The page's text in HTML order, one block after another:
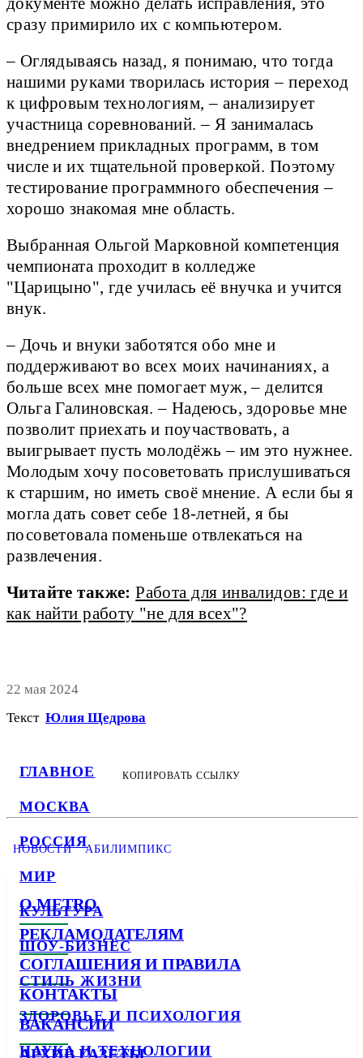
ГЛАВНОЕ
МОСКВА
РОССИЯ
МИР
КУЛЬТУРА
ШОУ-БИЗНЕС
СТИЛЬ ЖИЗНИ
ЗДОРОВЬЕ И ПСИХОЛОГИЯ
НАУКА И ТЕХНОЛОГИИ
сразу примирило их с компьютером.
– Оглядываясь назад, я понимаю, что тогда
нашими руками творилась история – переход
к цифровым технологиям, – анализирует
участница соревнований. – Я занималась
внедрением прикладных программ, в том
числе и их тщательной проверкой. Поэтому
тестирование программного обеспечения –
хорошо знакомая мне область.
Выбранная Ольгой Марковной компетенция
чемпионата проходит в колледже
"Царицыно", где училась её внучка и учится
внук.
– Дочь и внуки заботятся обо мне и
поддерживают во всех моих начинаниях, а
больше всех мне помогает муж, – делится
Ольга Галиновская. – Надеюсь, здоровье мне
позволит приехать и поучаствовать, а
выигрывает пусть молодёжь – им это нужнее.
Молодым хочу посоветовать прислушиваться
к старшим, но иметь своё мнение. А если бы я
могла дать совет себе 18-летней, я бы
посоветовала поменьше отвлекаться на
развлечения.
Читайте также:Работа для инвалидов: где и
как найти работу "не для всех"?
22 мая 2024
Текст Юлия Щедрова
КОПИРОВАТЬ ССЫЛКУ
НОВОСТИ АБИЛИМПИКС
О METRO
РЕКЛАМОДАТЕЛЯМ
СОГЛАШЕНИЯ И ПРАВИЛА
КОНТАКТЫ
ВАКАНСИИ
АРХИВ ГАЗЕТЫ